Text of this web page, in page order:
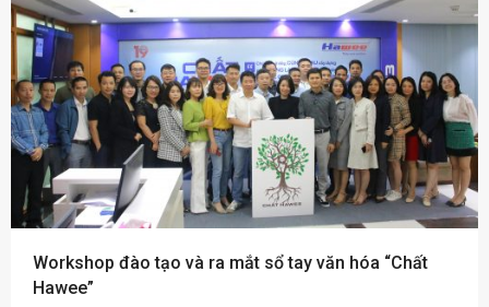
Workshop đào tạo và ra mắt sổ tay văn hóa “Chất
Hawee”